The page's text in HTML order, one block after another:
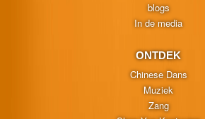
blogs
In de media
ONTDEK
Chinese Dans
Muziek
Zang